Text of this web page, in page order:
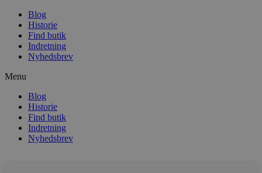
Blog
Historie
Find butik
Indretning
Nyhedsbrev
Menu
Blog
Historie
Find butik
Indretning
Nyhedsbrev